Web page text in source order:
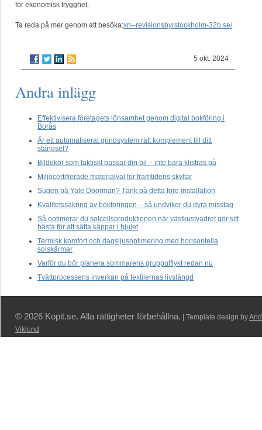
för ekonomisk trygghet.
Ta reda på mer genom att besöka:xn--revisionsbyrstockholm-32b.se/
5 okt. 2024
Andra inlägg
Effektivisera företagets lönsamhet genom digital bokföring i
Borås
Är ett automatiserat grindsystem rätt komplement till ditt
stängsel?
Bildekor som faktiskt passar din bil – inte bara klistras på
Miljöcertifierade materialval för framtidens skyltar
Sugen på Yale Doorman? Tänk på detta före installation
Kvalitetssäkring av bokföringen – så undviker du dyra misstag
Så optimerar du solcellsproduktionen när västkustvädret gör sitt
bästa för att sätta käppar i hjulet
Termisk komfort och dagsljusoptimering med horisontella
solskärmar
Varför du bör planera sommarens grupputflykt redan nu
Tvättprocessens inverkan på textilernas livslängd
© 2026 Kopit.se. Alla rättigheter förbehållna. | Template design by
Viklund